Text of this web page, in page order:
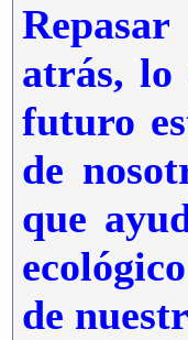
atrás, lo
futuro
de
que
de